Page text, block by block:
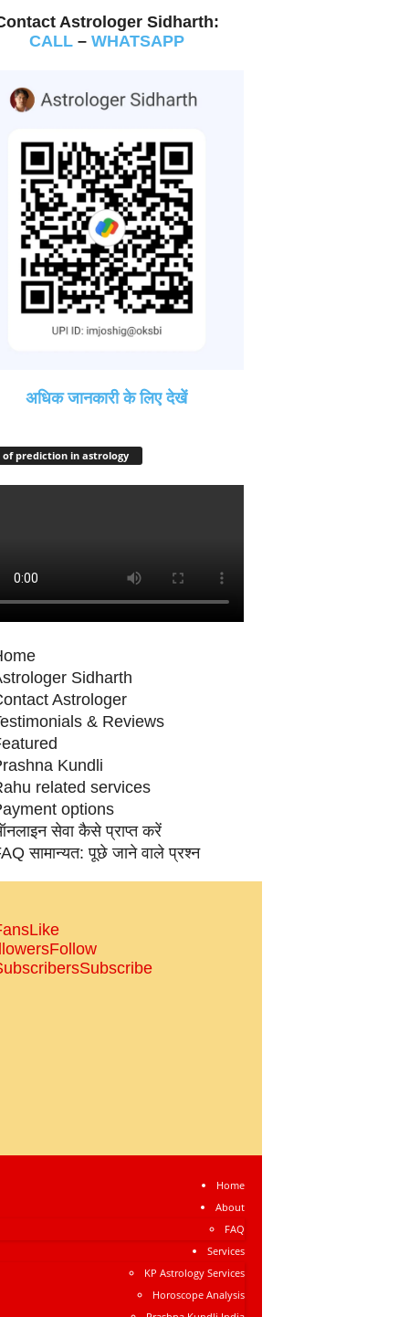
Astrologer Sidharth:
CALL– WHATSAPP
अधिक जानकारी के लिए देखें
prediction in astrology
Sidharth
Astrologer
& Reviews
Kundli
related services
options
सेवा कैसे प्राप्‍त करें
सामान्‍यत: पूछे जाने वाले प्रश्‍न
Like
Follow
Subscribe
Home
About
FAQ
Services
KP Astrology Services
Horoscope Analysis